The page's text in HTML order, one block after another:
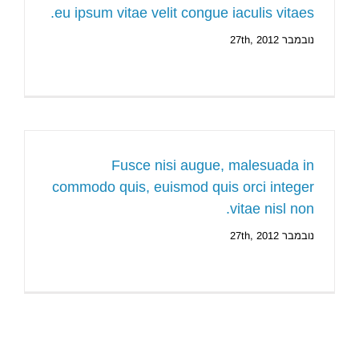
eu ipsum vitae velit congue iaculis vitaes.
נובמבר 27th, 2012
Fusce nisi augue, malesuada in
commodo quis, euismod quis orci integer
vitae nisl non.
נובמבר 27th, 2012